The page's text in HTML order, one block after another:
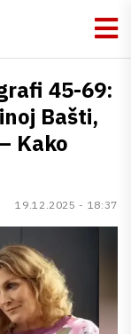
45-69:
Bašti,
Kako
19.12.2025 - 18:37